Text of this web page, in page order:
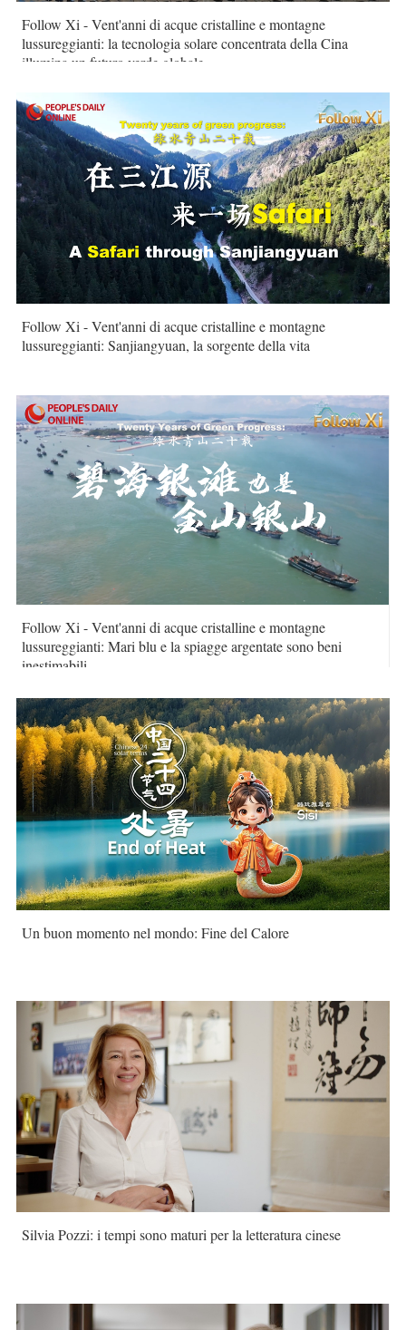
Follow Xi - Vent'anni di acque cristalline e montagne
lussureggianti: la tecnologia solare concentrata della Cina
illumina un futuro verde globale
Follow Xi - Vent'anni di acque cristalline e montagne
lussureggianti: Sanjiangyuan, la sorgente della vita
Follow Xi - Vent'anni di acque cristalline e montagne
lussureggianti: Mari blu e la spiagge argentate sono beni
inestimabili
Un buon momento nel mondo: Fine del Calore
Silvia Pozzi: i tempi sono maturi per la letteratura cinese